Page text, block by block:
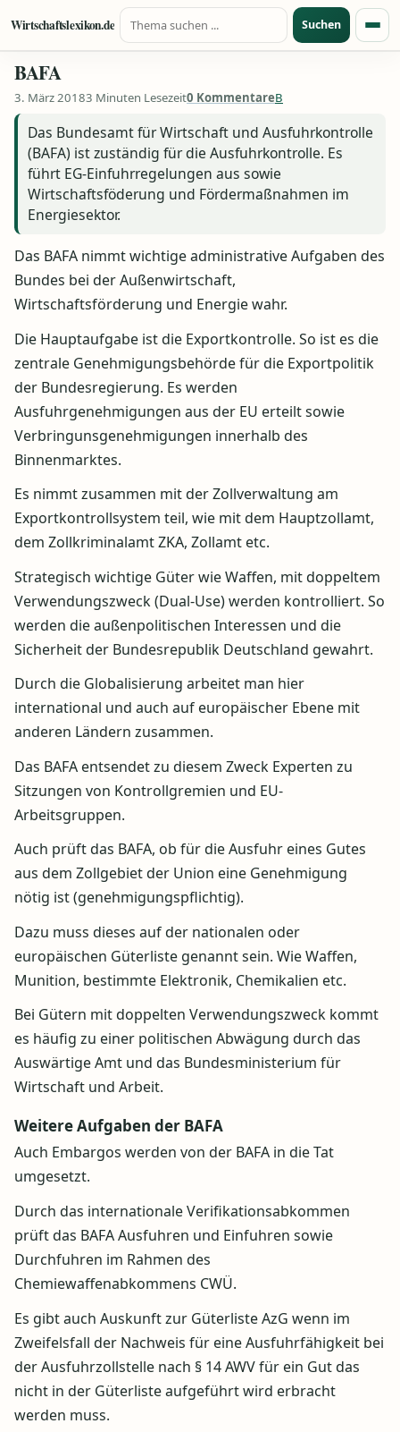
Zum Inhalt springen
Wirtschaftslexikon.de
Suche nach:
Suchen
BAFA
3. März 20183 Minuten Lesezeit0 KommentareB
Das Bundesamt für Wirtschaft und Ausfuhrkontrolle
(BAFA) ist zuständig für die Ausfuhrkontrolle. Es
führt EG-Einfuhrregelungen aus sowie
Wirtschaftsföderung und Fördermaßnahmen im
Energiesektor.
Das BAFA nimmt wichtige administrative Aufgaben des
Bundes bei der Außenwirtschaft,
Wirtschaftsförderung und Energie wahr.
Die Hauptaufgabe ist die Exportkontrolle. So ist es die
zentrale Genehmigungsbehörde für die Exportpolitik
der Bundesregierung. Es werden
Ausfuhrgenehmigungen aus der EU erteilt sowie
Verbringunsgenehmigungen innerhalb des
Binnenmarktes.
Es nimmt zusammen mit der Zollverwaltung am
Exportkontrollsystem teil, wie mit dem Hauptzollamt,
dem Zollkriminalamt ZKA, Zollamt etc.
Strategisch wichtige Güter wie Waffen, mit doppeltem
Verwendungszweck (Dual-Use) werden kontrolliert. So
werden die außenpolitischen Interessen und die
Sicherheit der Bundesrepublik Deutschland gewahrt.
Durch die Globalisierung arbeitet man hier
international und auch auf europäischer Ebene mit
anderen Ländern zusammen.
Das BAFA entsendet zu diesem Zweck Experten zu
Sitzungen von Kontrollgremien und EU-
Arbeitsgruppen.
Auch prüft das BAFA, ob für die Ausfuhr eines Gutes
aus dem Zollgebiet der Union eine Genehmigung
nötig ist (genehmigungspflichtig).
Dazu muss dieses auf der nationalen oder
europäischen Güterliste genannt sein. Wie Waffen,
Munition, bestimmte Elektronik, Chemikalien etc.
Bei Gütern mit doppelten Verwendungszweck kommt
es häufig zu einer politischen Abwägung durch das
Auswärtige Amt und das Bundesministerium für
Wirtschaft und Arbeit.
Weitere Aufgaben der BAFA
Auch Embargos werden von der BAFA in die Tat
umgesetzt.
Durch das internationale Verifikationsabkommen
prüft das BAFA Ausfuhren und Einfuhren sowie
Durchfuhren im Rahmen des
Chemiewaffenabkommens CWÜ.
Es gibt auch Auskunft zur Güterliste AzG wenn im
Zweifelsfall der Nachweis für eine Ausfuhrfähigkeit bei
der Ausfuhrzollstelle nach § 14 AWV für ein Gut das
nicht in der Güterliste aufgeführt wird erbracht
werden muss.